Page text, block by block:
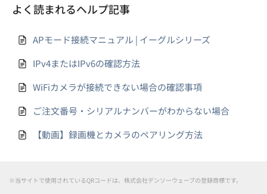
よく読まれるヘルプ記事
APモード接続マニュアル | イーグルシリーズ
IPv4またはIPv6の確認方法
WiFiカメラが接続できない場合の確認事項
ご注文番号・シリアルナンバーがわからない場合
【動画】録画機とカメラのペアリング方法
※当サイトで使用されているQRコードは、株式会社デンソーウェーブの登録商標です。